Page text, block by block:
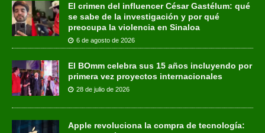
El crimen del influencer César Gastélum: qué
se sabe de la investigación y por qué
preocupa la violencia en Sinaloa
6 de agosto de 2026
El BOmm celebra sus 15 años incluyendo por
primera vez proyectos internacionales
28 de julio de 2026
Apple revoluciona la compra de tecnología: